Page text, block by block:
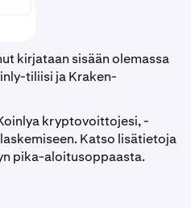
kirjataan sisään olemassa
tiliisi ja Kraken-
kryptovoittojesi, -
Katso lisätietoja
pika-aloitusoppaasta.